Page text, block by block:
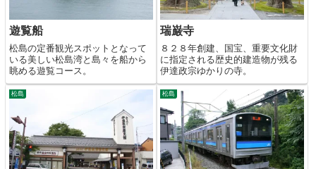
遊覧船
松島の定番観光スポットとなって
いる美しい松島湾と島々を船から
眺める遊覧コース。
瑞巌寺
８２８年創建、国宝、重要文化財
に指定される歴史的建造物が残る
伊達政宗ゆかりの寺。
松島 松島